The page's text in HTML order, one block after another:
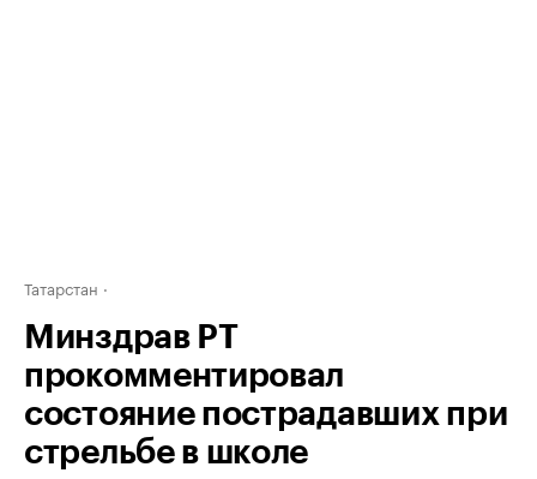
Татарстан
Минздрав РТ
прокомментировал
состояние пострадавших при
стрельбе в школе